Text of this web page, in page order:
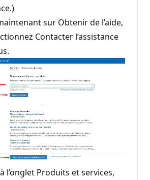
sur Obtenir de l’aide,
Contacter l’assistance
l’onglet Produits et services,